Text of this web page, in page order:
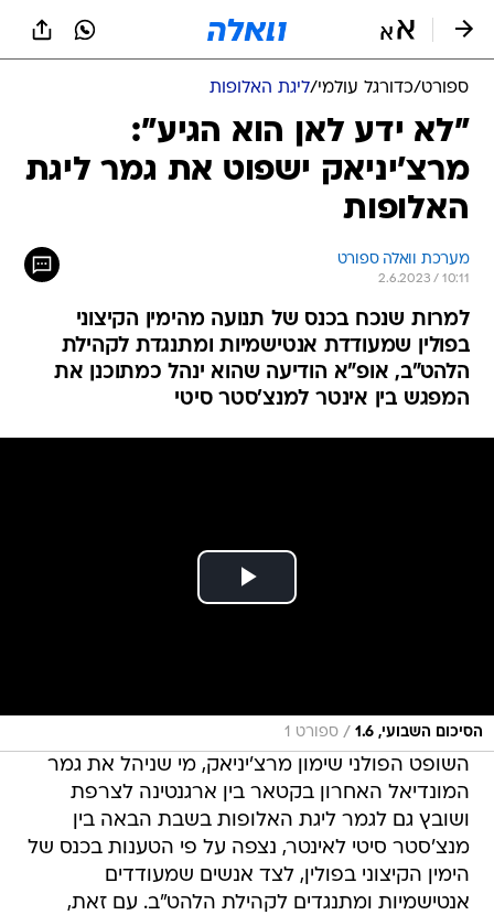
ספורט/כדורגל עולמי/ליגת האלופות
"לא ידע לאן הוא הגיע":
מרצ'יניאק ישפוט את גמר ליגת
האלופות
מערכת וואלה ספורט
2.6.2023 / 10:11
למרות שנכח בכנס של תנועה מהימין הקיצוני
בפולין שמעודדת אנטישמיות ומתנגדת לקהילת
הלהט"ב, אופ"א הודיעה שהוא ינהל כמתוכנן את
המפגש בין אינטר למנצ'סטר סיטי
הסיכום השבועי, 1.6 / ספורט 1
השופט הפולני שימון מרצ'יניאק, מי שניהל את גמר
המונדיאל האחרון בקטאר בין ארגנטינה לצרפת
ושובץ גם לגמר ליגת האלופות בשבת הבאה בין
מנצ'סטר סיטי לאינטר, נצפה על פי הטענות בכנס של
הימין הקיצוני בפולין, לצד אנשים שמעודדים
אנטישמיות ומתנגדים לקהילת הלהט"ב. עם זאת,